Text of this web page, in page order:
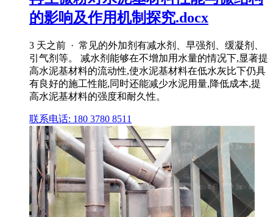
的影响及作用机制探究.docx
3 天之前 · 常见的外加剂有减水剂、早强剂、缓凝剂、
引气剂等。 减水剂能够在不增加用水量的情况下,显著提
高水泥基材料的流动性,使水泥基材料在低水灰比下仍具
有良好的施工性能,同时还能减少水泥用量,降低成本,提
高水泥基材料的强度和耐久性。
联系电话: 180 3780 8511